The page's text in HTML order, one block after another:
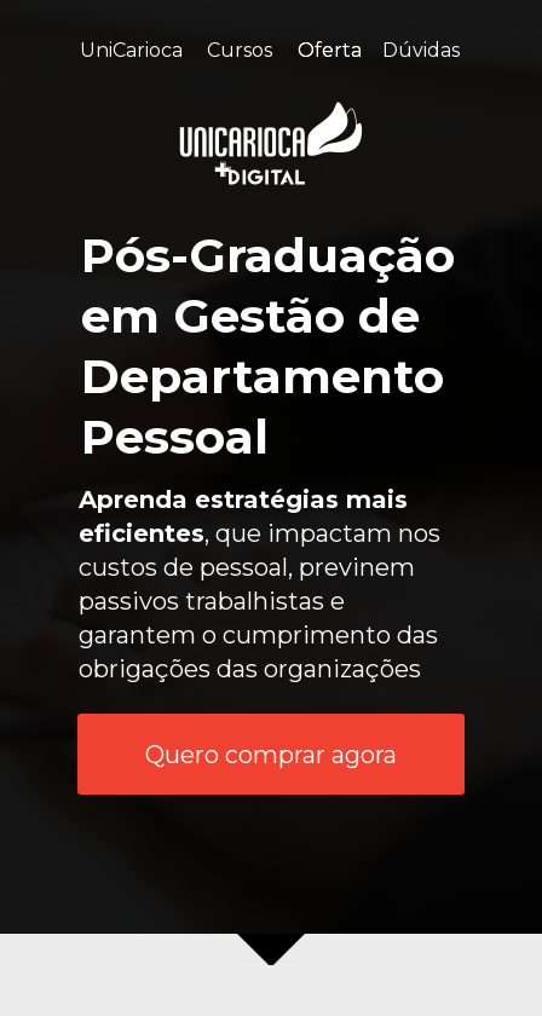
Cursos Oferta Dúvidas
UniCarioca
Pós-Graduação
em Gestão de
Departamento
Pessoal
Aprenda estratégias mais
eficientes, que impactam nos
custos de pessoal, previnem
passivos trabalhistas e
garantem o cumprimento das
obrigações das organizações
Quero comprar agora